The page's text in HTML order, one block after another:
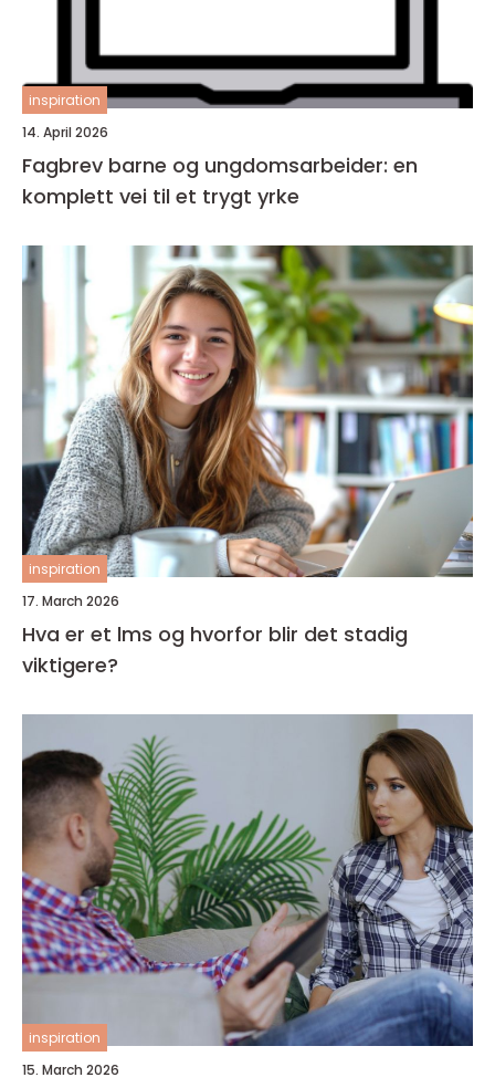
inspiration
14. April 2026
Fagbrev barne og ungdomsarbeider: en
komplett vei til et trygt yrke
inspiration
17. March 2026
Hva er et lms og hvorfor blir det stadig
viktigere?
inspiration
15. March 2026